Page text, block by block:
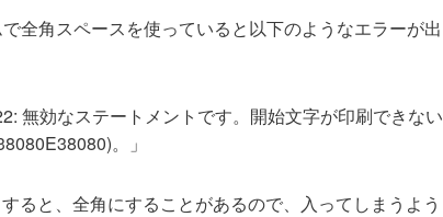
全角スペースを使っていると以下のようなエラーが出
無効なステートメントです。開始文字が印刷できない
。」
ると、全角にすることがあるので、入ってしまうよう